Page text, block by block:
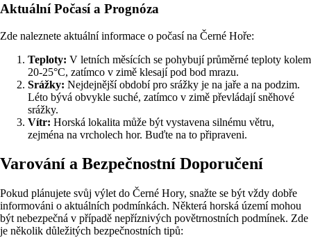
Aktuální Počasí a Prognóza
Zde naleznete aktuální informace o počasí na Černé Hoře:
Teploty: V letních měsících se pohybují průměrné teploty kolem
20-25°C, zatímco v zimě klesají pod bod mrazu.
Srážky: Nejdejnější období pro srážky je na jaře a na podzim.
Léto bývá obvykle suché, zatímco v zimě převládají sněhové
srážky.
Vítr: Horská lokalita může být vystavena silnému větru,
zejména na vrcholech hor. Buďte na to připraveni.
Varování a Bezpečnostní Doporučení
Pokud plánujete svůj výlet do Černé Hory, snažte se být vždy dobře
informováni o aktuálních podmínkách. Některá horská území mohou
být nebezpečná v případě nepříznivých povětrnostních podmínek. Zde
je několik důležitých bezpečnostních tipů: